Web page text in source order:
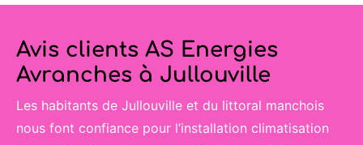
Avis clients AS Energies
Avranches à Jullouville
Les habitants de Jullouville et du littoral manchois
nous font confiance pour l’installation climatisation